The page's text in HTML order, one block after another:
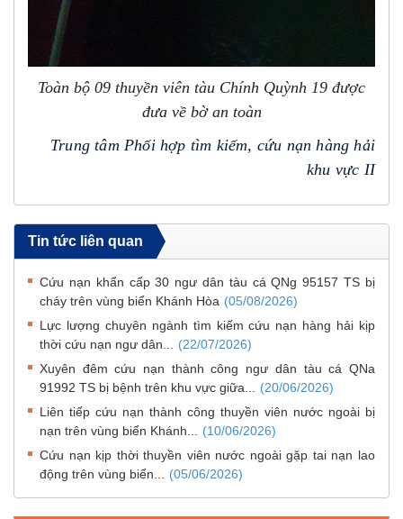
Toàn bộ 09 thuyền viên tàu Chính Quỳnh 19 được
đưa về bờ an toàn
Trung tâm Phối hợp tìm kiếm, cứu nạn hàng hải
khu vực II
Tin tức liên quan
Cứu nạn khẩn cấp 30 ngư dân tàu cá QNg 95157 TS bị
cháy trên vùng biển Khánh Hòa (05/08/2026)
Lực lượng chuyên ngành tìm kiếm cứu nạn hàng hải kịp
thời cứu nạn ngư dân...
(22/07/2026)
Xuyên đêm cứu nạn thành công ngư dân tàu cá QNa
91992 TS bị bệnh trên khu vực giữa...
(20/06/2026)
Liên tiếp cứu nạn thành công thuyền viên nước ngoài bị
nạn trên vùng biển Khánh...
(10/06/2026)
Cứu nạn kịp thời thuyền viên nước ngoài gặp tai nạn lao
động trên vùng biển...
(05/06/2026)